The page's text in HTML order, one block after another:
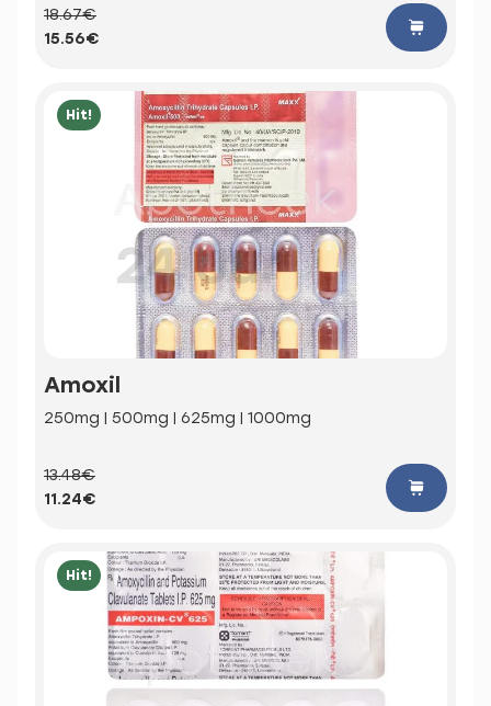
18.67€
15.56€
Hit!
Amoxil
250mg | 500mg | 625mg | 1000mg
13.48€
11.24€
Hit!